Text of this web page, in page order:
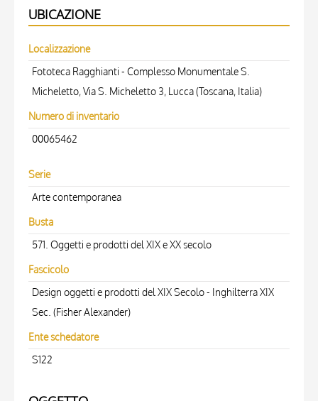
UBICAZIONE
Localizzazione
Fototeca Ragghianti - Complesso Monumentale S.
Micheletto, Via S. Micheletto 3, Lucca (Toscana, Italia)
Numero di inventario
00065462
Serie
Arte contemporanea
Busta
571. Oggetti e prodotti del XIX e XX secolo
Fascicolo
Design oggetti e prodotti del XIX Secolo - Inghilterra XIX
Sec. (Fisher Alexander)
Ente schedatore
S122